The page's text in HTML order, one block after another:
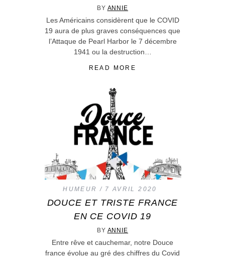
BY ANNIE
Les Américains considèrent que le COVID
19 aura de plus graves conséquences que
l’Attaque de Pearl Harbor le 7 décembre
1941 ou la destruction…
READ MORE
HUMEUR 7 AVRIL 2020
DOUCE ET TRISTE FRANCE
EN CE COVID 19
BY ANNIE
Entre rêve et cauchemar, notre Douce
france évolue au gré des chiffres du Covid